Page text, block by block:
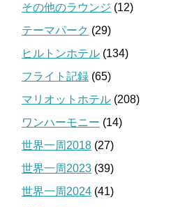
その他のラウンジ (12)
テーマパーク (29)
ヒルトンホテル (134)
フライト記録 (65)
マリオットホテル (208)
ワンハーモニー (14)
世界一周2018 (27)
世界一周2023 (39)
世界一周2024 (41)